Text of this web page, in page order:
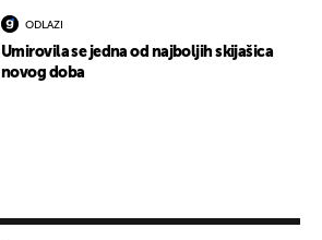
ODLAZI
Umirovila se jedna od najboljih skijašica
novog doba